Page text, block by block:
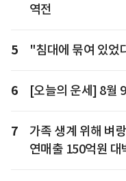
역전
5 "침대에 묶여 있었
6 [오늘의 운세] 8월
7
가족 생계 위해 벼
연매출 150억원 대